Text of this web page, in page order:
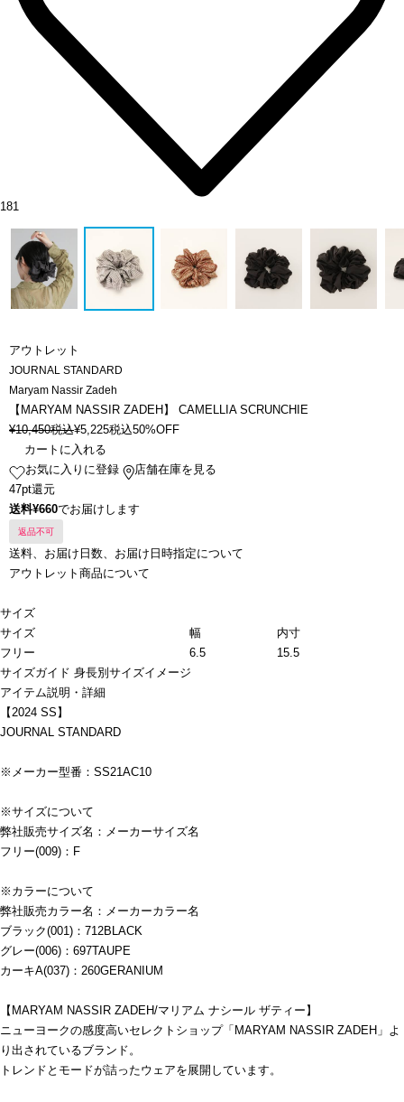
181
アウトレット
JOURNAL STANDARD
Maryam Nassir Zadeh
【MARYAM NASSIR ZADEH】 CAMELLIA SCRUNCHIE
¥10,450税込¥5,225税込50%OFF
カートに入れる
お気に入りに登録
店舗在庫を見る
47pt還元
送料¥660でお届けします
返品不可
送料、お届け日数、お届け日時指定について
アウトレット商品について
サイズ
サイズ
幅
内寸
フリー
6.5
15.5
サイズガイド 身長別サイズイメージ
アイテム説明・詳細
【2024 SS】
JOURNAL STANDARD
※メーカー型番：SS21AC10
※サイズについて
弊社販売サイズ名：メーカーサイズ名
フリー(009)：F
※カラーについて
弊社販売カラー名：メーカーカラー名
ブラック(001)：712BLACK
グレー(006)：697TAUPE
カーキA(037)：260GERANIUM
【MARYAM NASSIR ZADEH/マリアム ナシール ザティー】
ニューヨークの感度高いセレクトショップ「MARYAM NASSIR ZADEH」よ
り出されているブランド。
トレンドとモードが詰ったウェアを展開しています。